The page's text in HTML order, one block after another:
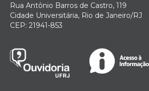
Rua Antônio Barros de Castro, 119
Cidade Universitária, Rio de Janeiro/RJ
CEP: 21941-853